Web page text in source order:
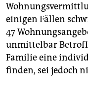
einigen Fällen
47
unmittelbar
Familie eine
finden, sei jedoch